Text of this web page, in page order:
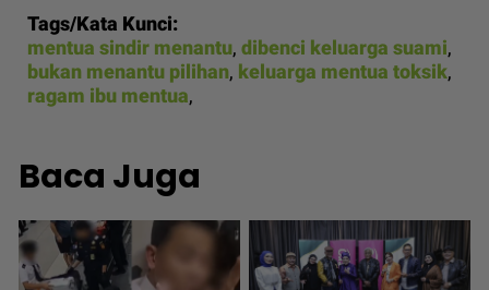
Tags/Kata Kunci:
mentua sindir menantu, dibenci keluarga suami,
bukan menantu pilihan, keluarga mentua toksik,
ragam ibu mentua,
Baca Juga